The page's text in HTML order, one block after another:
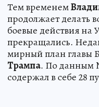
Тем временем
продолжает делать
боевые действия на
прекращались.
мирный план главы
Трампа. По данным
содержал в себе 28